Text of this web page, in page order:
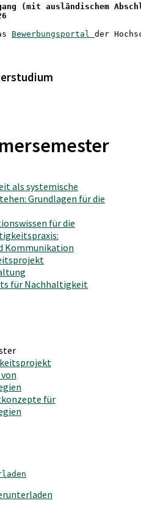
(mit ausländischem
Bewerbungsportal der
als systemische
Grundlagen für die
für die
Kommunikation
für Nachhaltigkeit
für